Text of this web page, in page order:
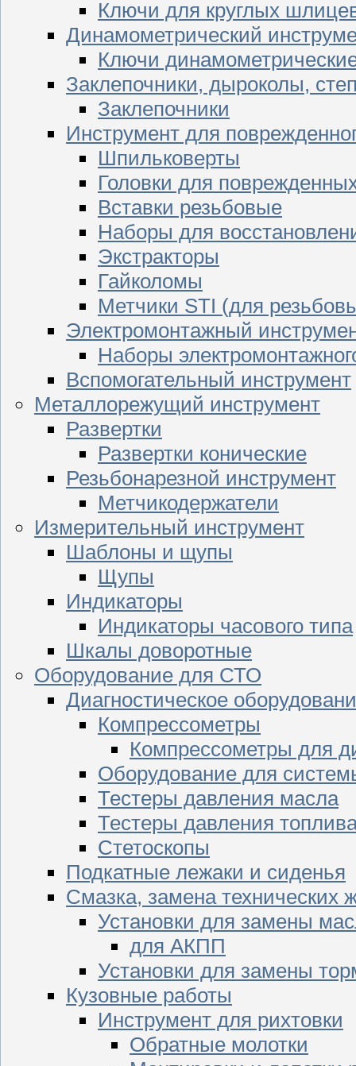
Ключи для круглых
Динамометрический
Ключи
Заклепочники, дыроколы,
Заклепочники
Инструмент для
Шпильковерты
Головки для
Вставки резьбовые
Наборы для
Экстракторы
Гайколомы
Метчики STI (для
Электромонтажный
Наборы
Вспомогательный инструмент
Металлорежущий инструмент
Развертки
Развертки конические
Резьбонарезной инструмент
Метчикодержатели
Измерительный инструмент
Шаблоны и щупы
Щупы
Индикаторы
Индикаторы часового типа
Шкалы доворотные
Оборудование для СТО
Диагностическое
Компрессометры
Компрессометры для
Оборудование для
Тестеры давления масла
Тестеры давления
Стетоскопы
Подкатные лежаки и сиденья
Смазка, замена технических
Установки для замены
для АКПП
Установки для замены
Кузовные работы
Инструмент для рихтовки
Обратные молотки